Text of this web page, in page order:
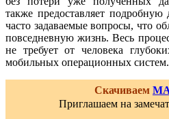
также предоставляет
часто задаваемые вопросы, что
повседневную жизнь. Весь
не требует от человека
мобильных операционных систем.
Скачиваем
Приглашаем на